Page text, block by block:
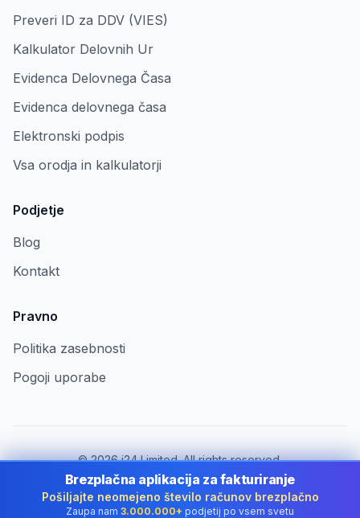
Preveri ID za DDV (VIES)
Kalkulator Delovnih Ur
Evidenca Delovnega Časa
Evidenca delovnega časa
Elektronski podpis
Vsa orodja in kalkulatorji
Podjetje
Blog
Kontakt
Pravno
Politika zasebnosti
Pogoji uporabe
©2026i24 Limited. All rights reserved.
Za podjetja v Slovenia
Spremeni državo:
Slovenia
Brezplačna aplikacija za fakturiranje
Pošiljajte neomejeno število računov brezplačno
Zaupa nam 3.000.000+ podjetij po vsem svetu